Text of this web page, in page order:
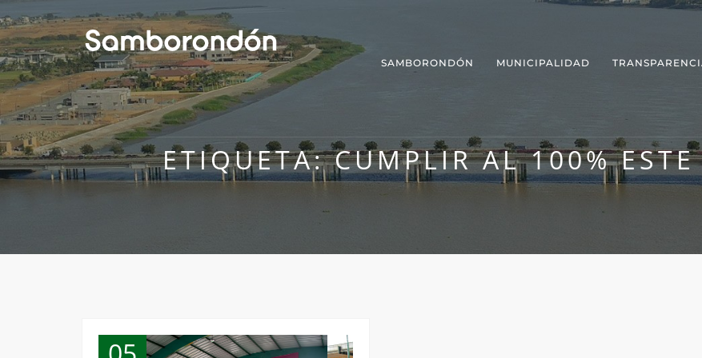
SAMBORONDÓN MUNICIPALIDAD
ETIQUETA:CUMPLIR AL 100%